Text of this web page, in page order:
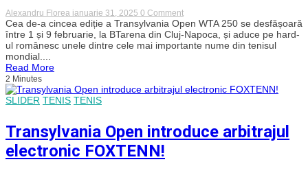
Alexandru Florea ianuarie 31, 2025 0 Commenton
Transylvania
Open
2025:
Spectacol
cu
tabloul
principal
Cea de-a cincea ediție a Transylvania Open WTA 250 se desfășoară
între 1 și 9 februarie, la BTarena din Cluj-Napoca, și aduce pe hard-
ul românesc unele dintre cele mai importante nume din tenisul
mondial....
Read More
2 Minutes
SLIDER TENIS TENIS
Transylvania Open introduce arbitrajul
electronic FOXTENN!